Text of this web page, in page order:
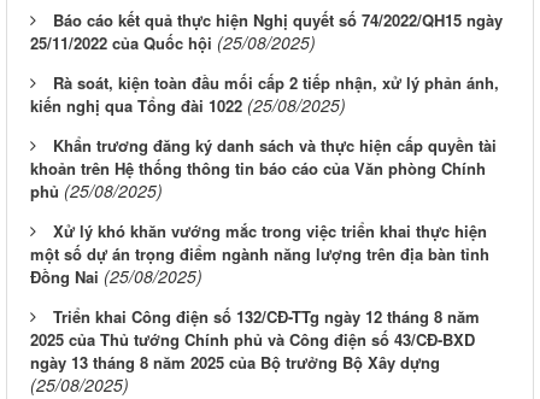
Báo cáo kết quả thực hiện Nghị quyết số 74/2022/QH15 ngày
25/11/2022 của Quốc hội (25/08/2025)
Rà soát, kiện toàn đầu mối cấp 2 tiếp nhận, xử lý phản ánh,
kiến nghị qua Tổng đài 1022 (25/08/2025)
Khẩn trương đăng ký danh sách và thực hiện cấp quyền tài
khoản trên Hệ thống thông tin báo cáo của Văn phòng Chính
phủ (25/08/2025)
Xử lý khó khăn vướng mắc trong việc triển khai thực hiện
một số dự án trọng điểm ngành năng lượng trên địa bàn tỉnh
Đồng Nai (25/08/2025)
Triển khai Công điện số 132/CĐ-TTg ngày 12 tháng 8 năm
2025 của Thủ tướng Chính phủ và Công điện số 43/CĐ-BXD
ngày 13 tháng 8 năm 2025 của Bộ trưởng Bộ Xây dựng
(25/08/2025)